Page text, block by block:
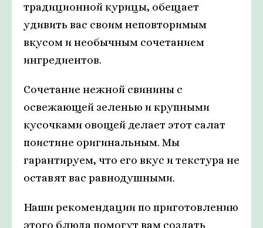
традиционной курицы, обещает
удивить вас своим неповторимым
вкусом и необычным сочетанием
ингредиентов.
Сочетание нежной свинины с
освежающей зеленью и крупными
кусочками овощей делает этот салат
поистине оригинальным. Мы
гарантируем, что его вкус и текстура не
оставят вас равнодушными.
Наши рекомендации по приготовлению
этого блюда помогут вам создать